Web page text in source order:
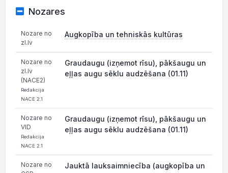
Nozares
Nozare no
zl.lv
Augkopība un tehniskās kultūras
Nozare no
zl.lv
(NACE2)
Redakcija
NACE 2.1
Graudaugu (izņemot rīsu), pākšaugu un
eļļas augu sēklu audzēšana (01.11)
Nozare no
VID
Redakcija
NACE 2.1
Graudaugu (izņemot rīsu), pākšaugu un
eļļas augu sēklu audzēšana (01.11)
Nozare no
Jauktā lauksaimniecība (augkopība un